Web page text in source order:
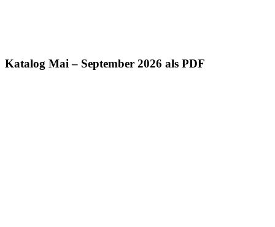
Katalog Mai – September 2026 als PDF